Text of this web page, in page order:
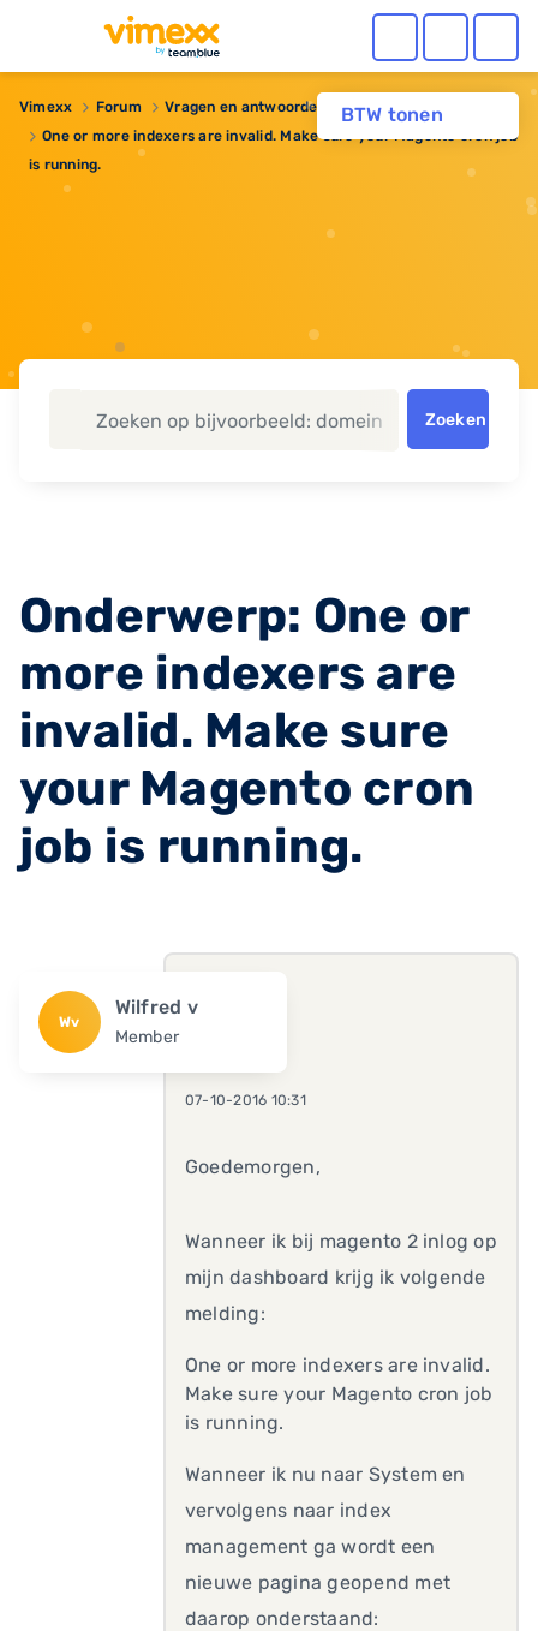
BTW tonen
Vimexx Forum
Vragen en antwoorden
One or more indexers are invalid. Make sure your Magento cron job
is running.
Zoeken
Onderwerp: One or
more indexers are
invalid. Make sure
your Magento cron
job is running.
Wv
Wilfred v
Member
07-10-2016 10:31
Goedemorgen,
Wanneer ik bij magento 2 inlog op
mijn dashboard krijg ik volgende
melding:
One or more indexers are invalid.
Make sure your Magento cron job
is running.
Wanneer ik nu naar System en
vervolgens naar index
management ga wordt een
nieuwe pagina geopend met
daarop onderstaand: